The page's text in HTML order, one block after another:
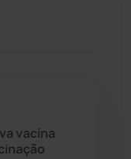
vacina